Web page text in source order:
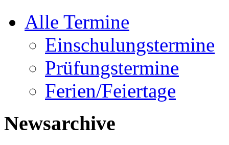
Alle Termine
Einschulungstermine
Prüfungstermine
Ferien/Feiertage
Newsarchive